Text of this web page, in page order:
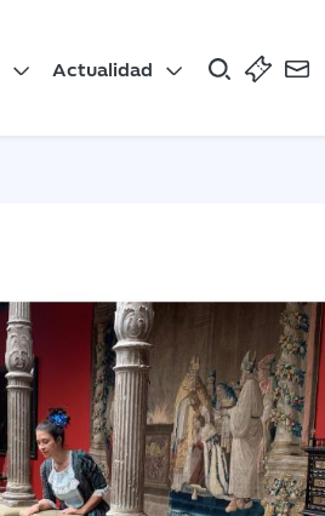
Actualidad